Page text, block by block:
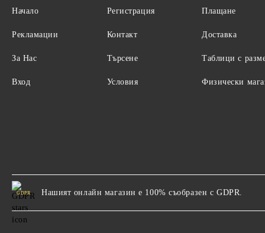
Начало
Рекламации
За Нас
Вход
Регистрация
Контакт
Търсене
Условия
Плащане
Доставка
Таблици с
Физически
GDPR Нашият онлайн магазин е 100% съобразен с GDPR.